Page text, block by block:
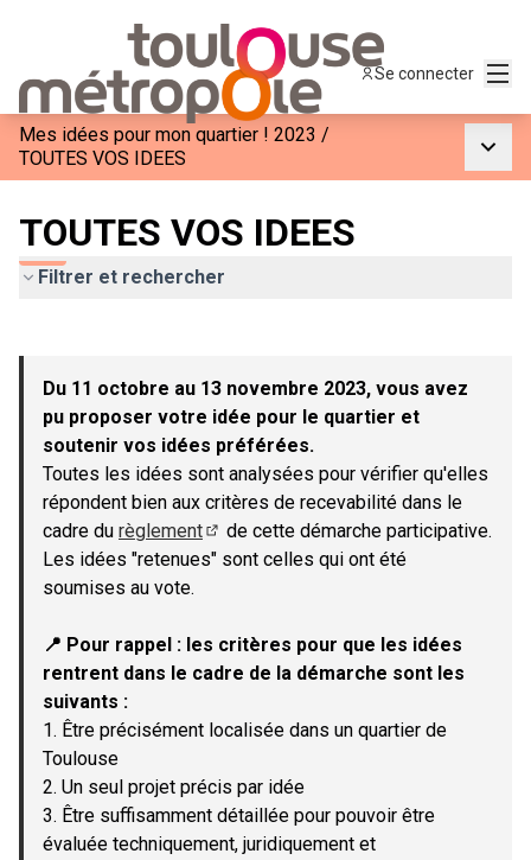
Se connecter
Mes idées pour mon quartier ! 2023 /
TOUTES VOS IDEES
TOUTES VOS IDEES
Filtrer et rechercher
−
Du 11 octobre au 13 novembre 2023, vous avez
pu proposer votre idée pour le quartier et
soutenir vos idées préférées.
Toutes les idées sont analysées pour vérifier qu'elles
répondent bien aux critères de recevabilité dans le
cadre du règlement
(Lien externe)
de cette démarche participative.
Les idées "retenues" sont celles qui ont été
soumises au vote.
📍 Pour rappel : les critères pour que les idées
rentrent dans le cadre de la démarche sont les
suivants :
1. Être précisément localisée dans un quartier de
Toulouse
2. Un seul projet précis par idée
3. Être suffisamment détaillée pour pouvoir être
évaluée techniquement, juridiquement et